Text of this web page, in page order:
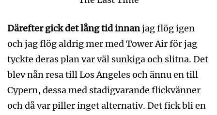
Därefter gick det lång tid innanjag flög igen
och jag flög aldrig mer med Tower Air för jag
tyckte deras plan var väl sunkiga och slitna. Det
blev nån resa till Los Angeles och ännu en till
Cypern, dessa med stadigvarande flickvänner
och då var piller inget alternativ. Det fick bli en